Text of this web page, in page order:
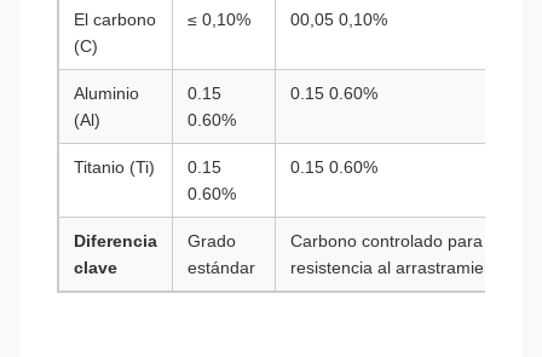
El carbono
(C)
≤ 0,10% 00,05 0,10%
Aluminio
(Al)
0.15
0.60%
0.15 0.60%
Titanio (Ti)
0.15
0.60%
0.15 0.60%
Diferencia
clave
Grado
estándar
Carbono controlado para la
resistencia al arrastramiento